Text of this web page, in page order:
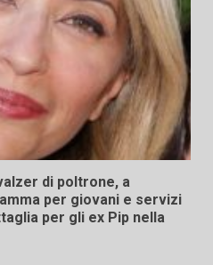
di poltrone, a
per giovani e servizi
per gli ex Pip nella